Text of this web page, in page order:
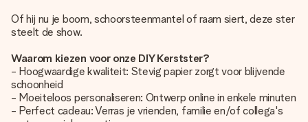
Of hij nu je boom, schoorsteenmantel of raam siert, deze ster
steelt de show.
Waarom kiezen voor onze DIY Kerstster?
- Hoogwaardige kwaliteit: Stevig papier zorgt voor blijvende
schoonheid
- Moeiteloos personaliseren: Ontwerp online in enkele minuten
- Perfect cadeau: Verras je vrienden, familie en/of collega's